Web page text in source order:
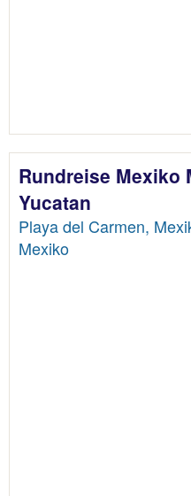
Rundreise Mexiko
Yucatan
Playa del Carmen,
Mexiko